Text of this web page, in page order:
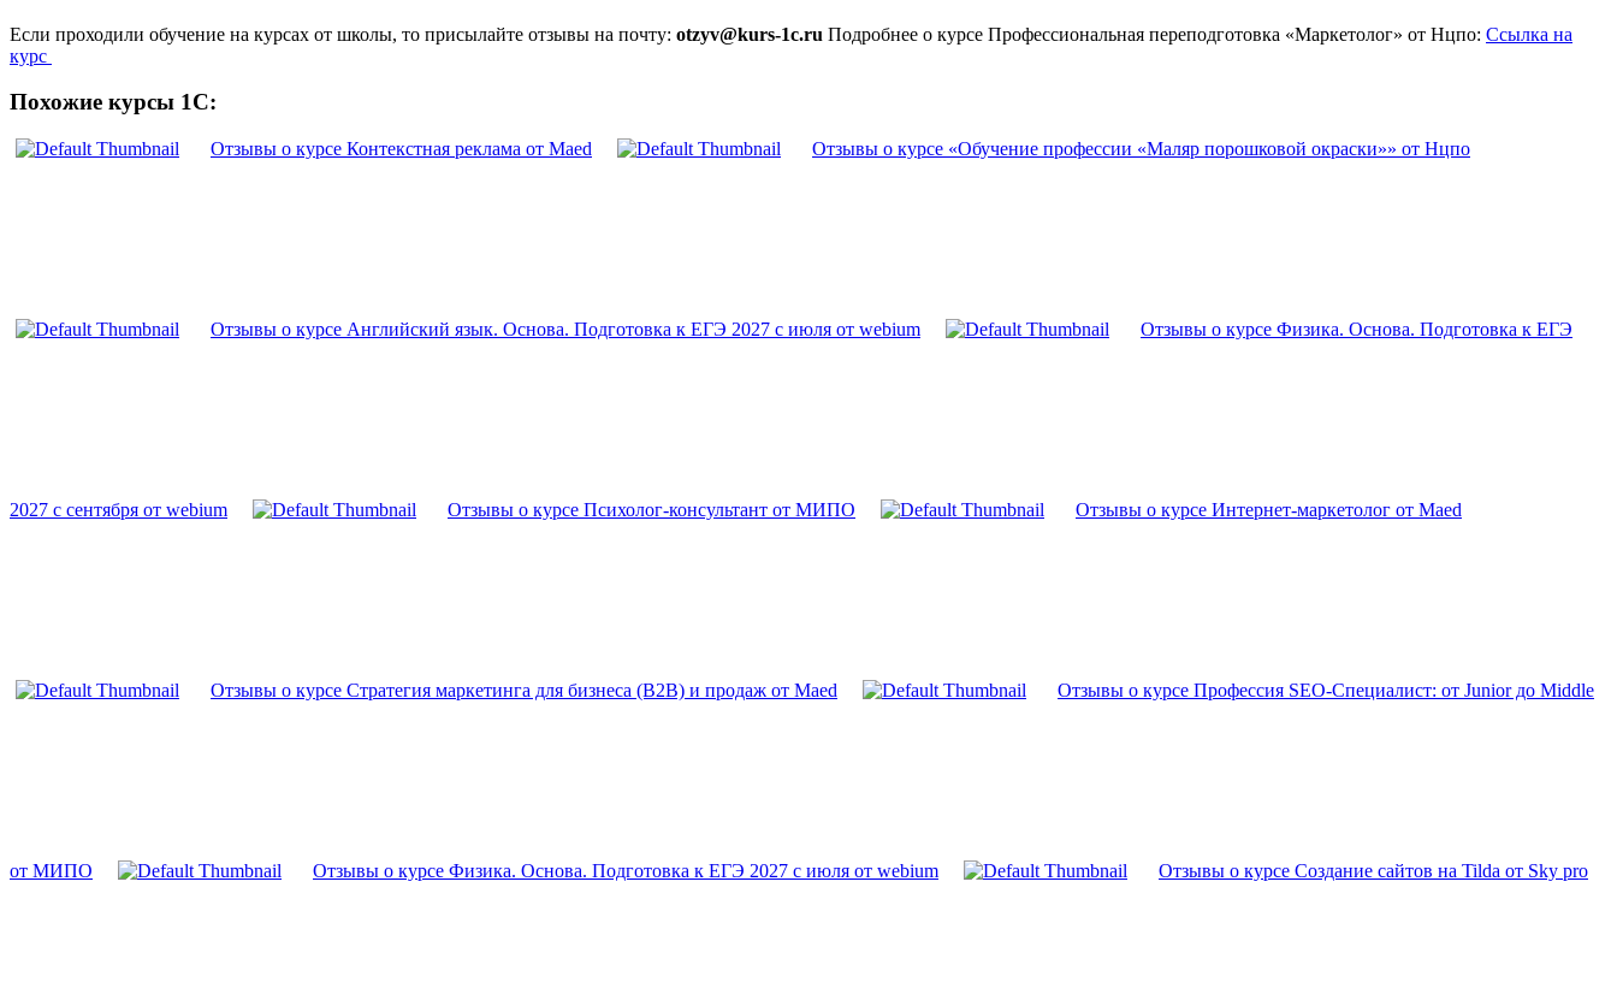
Если проходили обучение на курсах от школы, то присылайте отзывы на почту: otzyv@kurs-1c.ru Подробнее о курсе Профессиональная переподготовка «Маркетолог» от Нцпо: Ссылка на
курс
Похожие курсы 1С:
Отзывы о курсе Контекстная реклама от Maed Отзывы о курсе «Обучение профессии «Маляр порошковой окраски»» от Нцпо
Отзывы о курсе Английский язык. Основа. Подготовка к ЕГЭ 2027 с июля от webium Отзывы о курсе Физика. Основа. Подготовка к ЕГЭ
2027 с сентября от webium Отзывы о курсе Психолог-консультант от МИПО Отзывы о курсе Интернет-маркетолог от Maed
Отзывы о курсе Стратегия маркетинга для бизнеса (B2B) и продаж от Maed Отзывы о курсе Профессия SEO-Специалист: от Junior до Middle
от МИПО Отзывы о курсе Физика. Основа. Подготовка к ЕГЭ 2027 с июля от webium Отзывы о курсе Создание сайтов на Tilda от Sky pro